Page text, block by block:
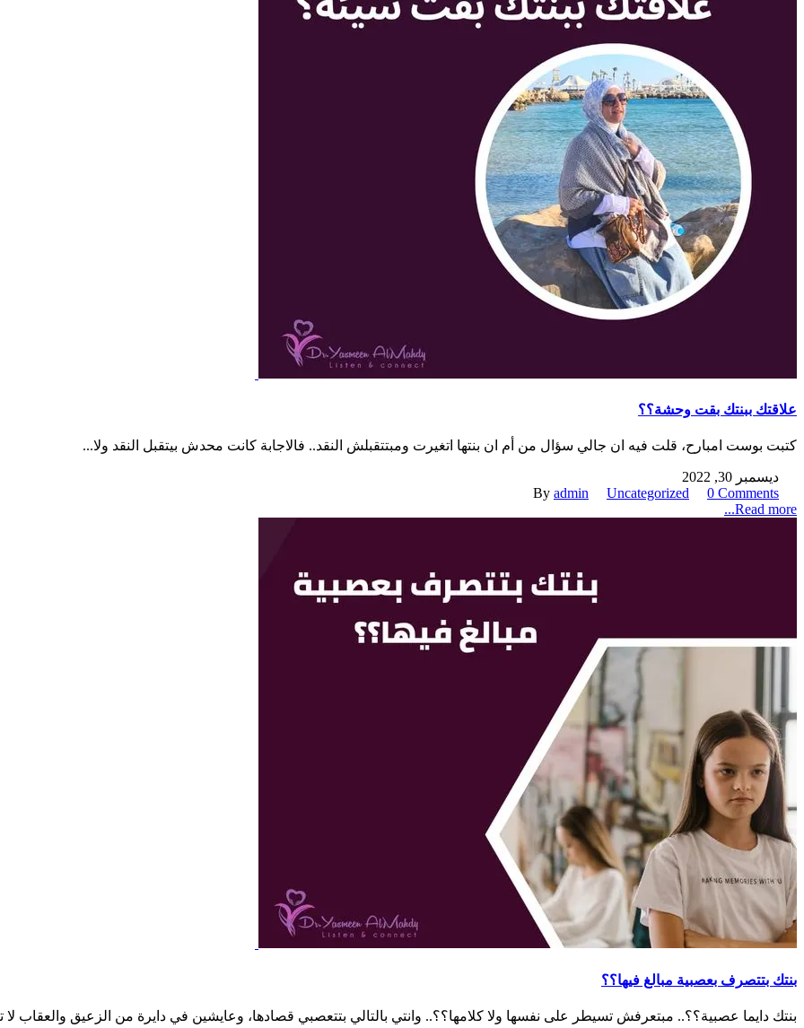
علاقتك ببنتك بقت وحشة؟؟
كتبت بوست امبارح، قلت فيه ان جالي سؤال من أم ان بنتها اتغيرت ومبتتقبلش النقد.. فالاجابة كانت محدش بيتقبل النقد ولا...
ديسمبر 30, 2022
By admin Uncategorized
0 Comments
Read more...
بنتك بتتصرف بعصبية مبالغ فيها؟؟
بنتك دايما عصبية؟؟.. مبتعرفش تسيطر على نفسها ولا كلامها؟؟.. وانتي بالتالي بتتعصبي قصادها، وعايشين في دايرة من الزعيق والعقاب لا